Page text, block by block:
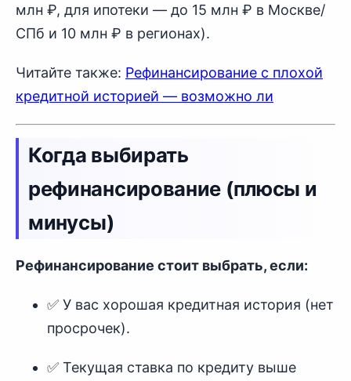
млн ₽, для ипотеки — до 15 млн ₽ в Москве/
СПб и 10 млн ₽ в регионах).
Читайте также: Рефинансирование с плохой
кредитной историей — возможно ли
Когда выбирать
рефинансирование (плюсы и
минусы)
Рефинансирование стоит выбрать, если:
✅ У вас хорошая кредитная история (нет
просрочек).
✅ Текущая ставка по кредиту выше